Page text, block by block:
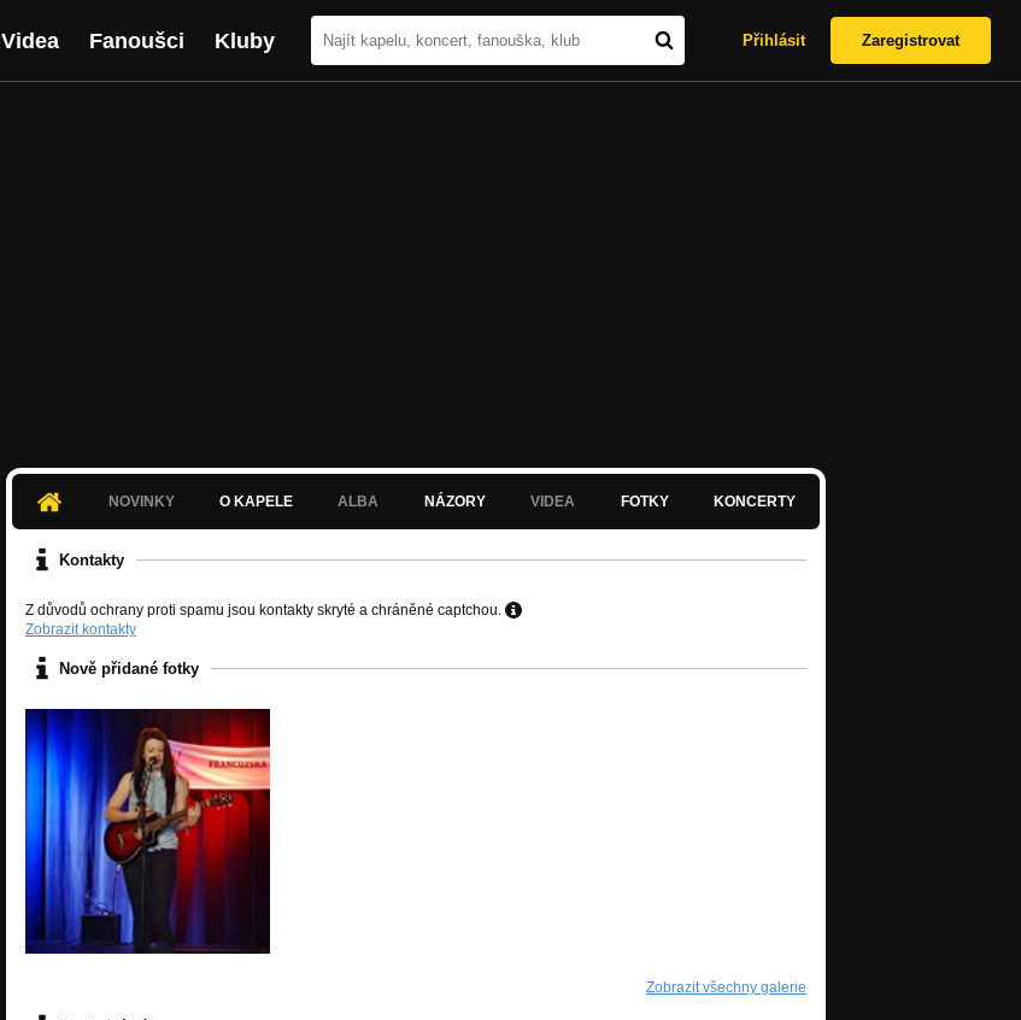
Videa Fanoušci Kluby Přihlásit Zaregistrovat
NOVINKY O KAPELE ALBA NÁZORY VIDEA FOTKY KONCERTY
Kontakty
Z důvodů ochrany proti spamu jsou kontakty skryté a chráněné captchou.
Zobrazit kontakty
Nově přidané fotky
Zobrazit všechny galerie